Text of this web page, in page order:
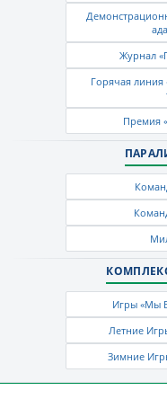
Журнал
Горячая линия
Премия
Игры «Мы
Летние
Зимние